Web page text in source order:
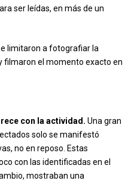
ser leídas, en más de un
limitaron a fotografiar la
filmaron el momento exacto en
con la actividad. Una gran
solo se manifestó
no en reposo. Estas
con las identificadas en el
mostraban una